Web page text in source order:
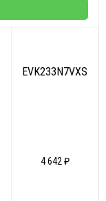
EVK233N7VXS
4 642 ₽